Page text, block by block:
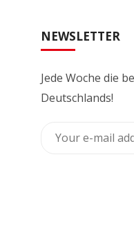
NEWSLETTER
Jede Woche die
Deutschlands!